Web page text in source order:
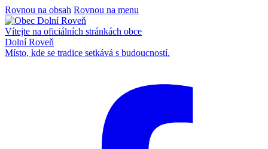
Rovnou na obsah Rovnou na menu
Vítejte na oficiálních stránkách obce
Dolní Roveň
Místo, kde se tradice setkává s budoucností.